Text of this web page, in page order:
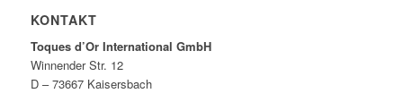
KONTAKT
Toques d’Or International GmbH
Winnender Str. 12
D – 73667 Kaisersbach